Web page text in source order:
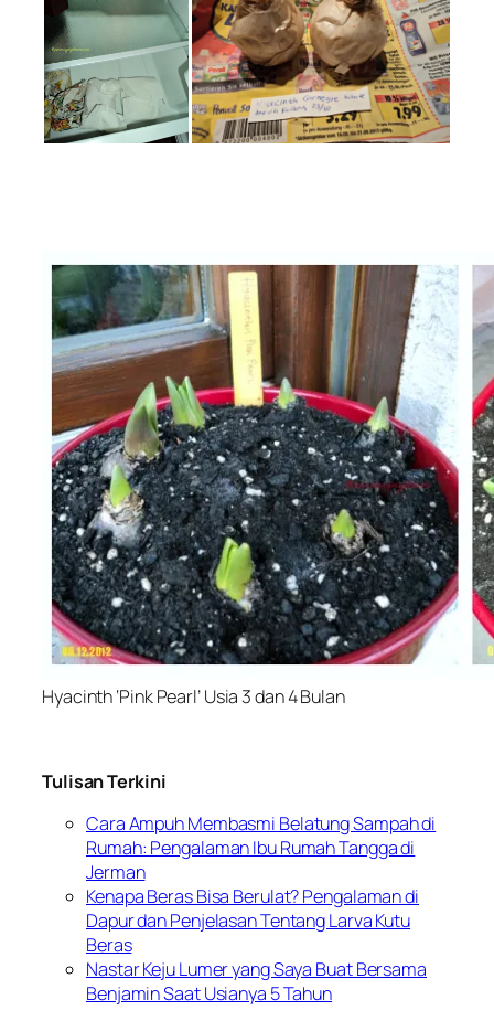
Hyacinth ‘Pink Pearl’ Usia 3 dan 4 Bulan
Tulisan Terkini
Cara Ampuh Membasmi Belatung Sampah di
Rumah: Pengalaman Ibu Rumah Tangga di
Jerman
Kenapa Beras Bisa Berulat? Pengalaman di
Dapur dan Penjelasan Tentang Larva Kutu
Beras
Nastar Keju Lumer yang Saya Buat Bersama
Benjamin Saat Usianya 5 Tahun